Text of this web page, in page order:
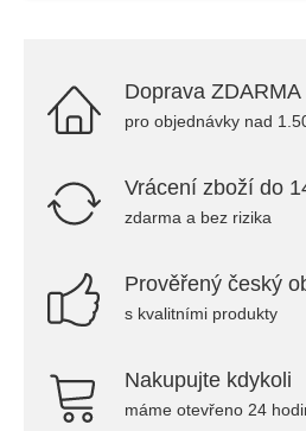
Doprava ZDARMA
pro objednávky nad
Vrácení zboží do
zdarma a bez rizika
Prověřený český
s kvalitními produkty
Nakupujte kdykoli
máme otevřeno 24